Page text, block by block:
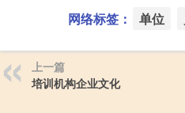
网络标签： 单位
上一篇
培训机构企业文化